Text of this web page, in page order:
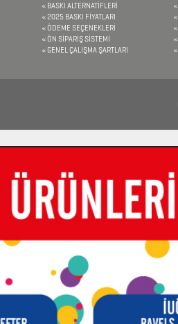
BASKI ALTERNATİFLERİ
2025 BASKI FİYATLARI
ÖDEME SEÇENEKLERİ
ÖN SİPARİŞ SİSTEMİ
GENEL ÇALIŞMA ŞARTLARI